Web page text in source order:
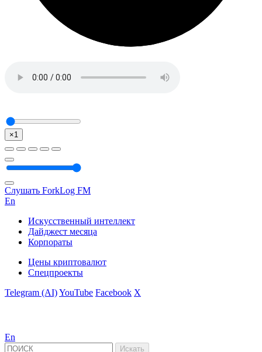
×1
Слушать ForkLog FM
En
Искусственный интеллект
Дайджест месяца
Корпораты
Цены криптовалют
Спецпроекты
Telegram (AI)YouTube Facebook X
En